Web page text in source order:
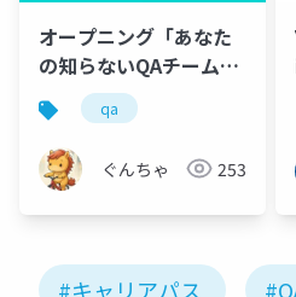
オープニング「あなた
の知らないQAチーム、
QAエンジニアの世界」
qa
ぐんちゃ 253
#キャリアパス